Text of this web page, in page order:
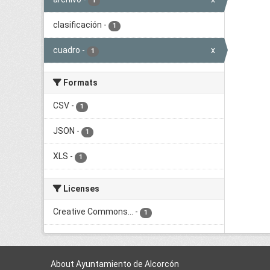
clasificación - 1
cuadro - 1 x
Formats
CSV - 1
JSON - 1
XLS - 1
Licenses
Creative Commons... - 1
About Ayuntamiento de Alcorcón